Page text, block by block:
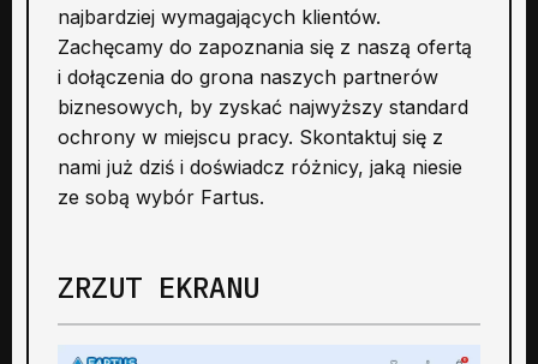
najbardziej wymagających klientów.
Zachęcamy do zapoznania się z naszą ofertą
i dołączenia do grona naszych partnerów
biznesowych, by zyskać najwyższy standard
ochrony w miejscu pracy. Skontaktuj się z
nami już dziś i doświadcz różnicy, jaką niesie
ze sobą wybór Fartus.
ZRZUT EKRANU